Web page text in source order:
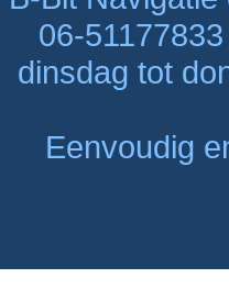
06-
dinsdag tot
Eenvoudig